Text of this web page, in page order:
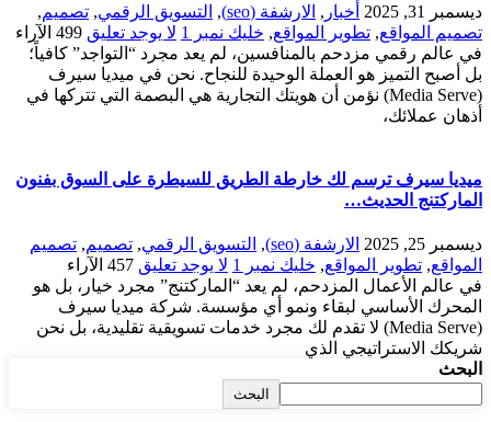
ديسمبر 31, 2025 أخبار , الارشفة (seo) , التسويق الرقمي, تصميم,
تصميم المواقع, تطوير المواقع, خليك نمبر 1 لا يوجد تعليق 499 الآراء
في عالم رقمي مزدحم بالمنافسين، لم يعد مجرد “التواجد” كافياً؛
بل أصبح التميز هو العملة الوحيدة للنجاح. نحن في ميديا سيرف
(Media Serve) نؤمن أن هويتك التجارية هي البصمة التي تتركها في
أذهان عملائك،
ميديا سيرف ترسم لك خارطة الطريق للسيطرة على السوق بفنون
الماركتنج الحديث…
ديسمبر 25, 2025 الارشفة (seo) , التسويق الرقمي, تصميم, تصميم
المواقع, تطوير المواقع, خليك نمبر 1 لا يوجد تعليق 457 الآراء
في عالم الأعمال المزدحم، لم يعد “الماركتنج” مجرد خيار، بل هو
المحرك الأساسي لبقاء ونمو أي مؤسسة. شركة ميديا سيرف
(Media Serve) لا تقدم لك مجرد خدمات تسويقية تقليدية، بل نحن
شريكك الاستراتيجي الذي
البحث
البحث